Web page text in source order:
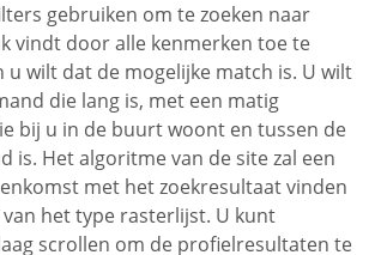
gebruiken om te zoeken naar
vindt door alle kenmerken toe te
u wilt dat de mogelijke match is. U wilt
die lang is, met een matig
bij u in de buurt woont en tussen de
is. Het algoritme van de site zal een
met het zoekresultaat vinden
het type rasterlijst. U kunt
scrollen om de profielresultaten te